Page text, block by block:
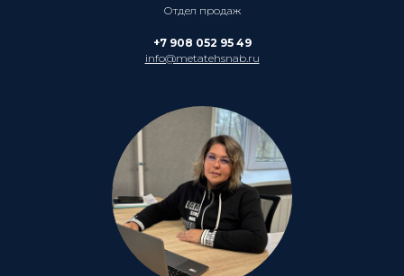
Отдел продаж
+7 908 052 95 49
info@metatehsnab.ru